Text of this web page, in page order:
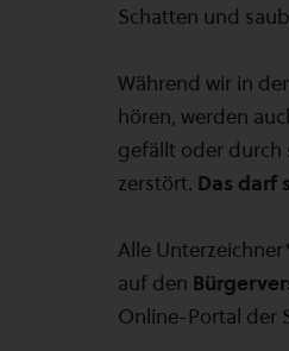
Schatten und
Während wir in
hören, werden
gefällt oder durch
zerstört. Das darf
Alle
auf den
Online-Portal der